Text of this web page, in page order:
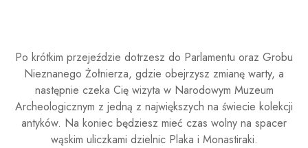
Po krótkim przejeździe dotrzesz do Parlamentu oraz Grobu
Nieznanego Żołnierza, gdzie obejrzysz zmianę warty, a
następnie czeka Cię wizyta w Narodowym Muzeum
Archeologicznym z jedną z największych na świecie kolekcji
antyków. Na koniec będziesz mieć czas wolny na spacer
wąskim uliczkami dzielnic Plaka i Monastiraki.